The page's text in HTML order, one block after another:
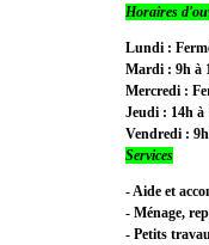
Horaires
Lundi :
Mardi : 9h à
Mercredi :
Jeudi : 14h à
Vendredi :
Services
- Aide et
- Ménage,
- Petits